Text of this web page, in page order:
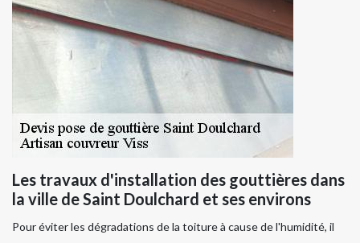
Les travaux d'installation des gouttières dans
la ville de Saint Doulchard et ses environs
Pour éviter les dégradations de la toiture à cause de l'humidité, il